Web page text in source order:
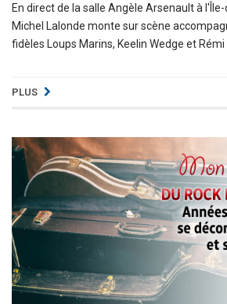
En direct de la salle Angèle Arsenault à
Michel Lalonde monte sur scène
fidèles Loups Marins, Keelin Wedge et Rémi
PLUS